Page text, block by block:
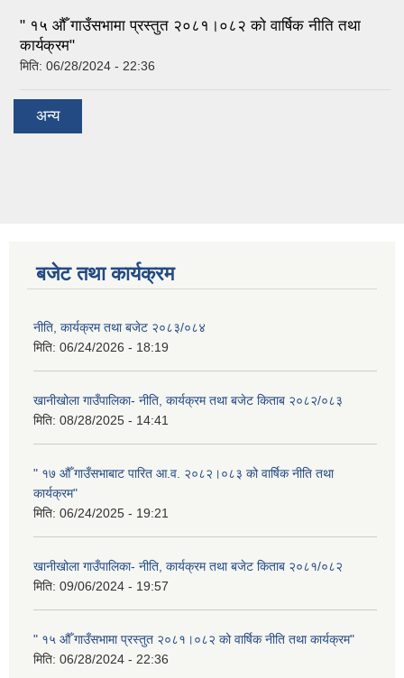
" १५ औँ गाउँसभामा प्रस्तुत २०८१।०८२ को वार्षिक नीति तथा
कार्यक्रम"
मिति: 06/28/2024 - 22:36
अन्य
बजेट तथा कार्यक्रम
नीति, कार्यक्रम तथा बजेट २०८३/०८४
मिति: 06/24/2026 - 18:19
खानीखोला गाउँपालिका- नीति, कार्यक्रम तथा बजेट किताब २०८२/०८३
मिति: 08/28/2025 - 14:41
" १७ औँ गाउँसभाबाट पारित आ.व. २०८२।०८३ को वार्षिक नीति तथा
कार्यक्रम"
मिति: 06/24/2025 - 19:21
खानीखोला गाउँपालिका- नीति, कार्यक्रम तथा बजेट किताब २०८१/०८२
मिति: 09/06/2024 - 19:57
" १५ औँ गाउँसभामा प्रस्तुत २०८१।०८२ को वार्षिक नीति तथा कार्यक्रम"
मिति: 06/28/2024 - 22:36